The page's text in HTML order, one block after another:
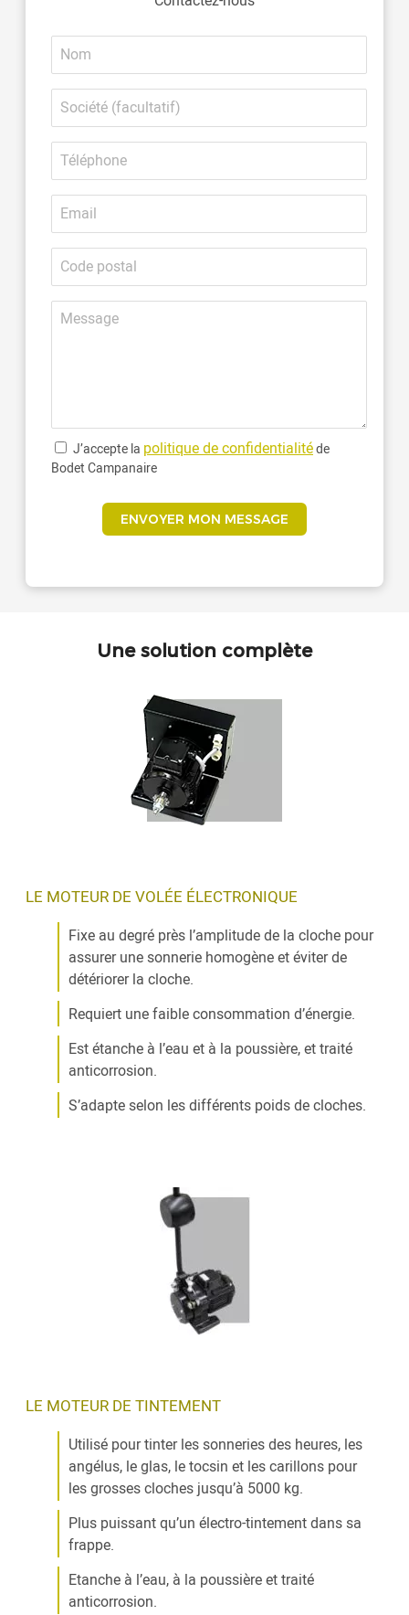
Nom
Société
(facultatif)
Téléphone
Email
Code
postal
Message
J’accepte la politique de confidentialitéde
Bodet Campanaire
Une solution complète
LE MOTEUR DE VOLÉE ÉLECTRONIQUE
Fixe au degré près l’amplitude de la cloche pour
assurer une sonnerie homogène et éviter de
détériorer la cloche.
Requiert une faible consommation d’énergie.
Est étanche à l’eau et à la poussière, et traité
anticorrosion.
S’adapte selon les différents poids de cloches.
LE MOTEUR DE TINTEMENT
Utilisé pour tinter les sonneries des heures, les
angélus, le glas, le tocsin et les carillons pour
les grosses cloches jusqu’à 5000 kg.
Plus puissant qu’un électro-tintement dans sa
frappe.
Etanche à l’eau, à la poussière et traité
anticorrosion.